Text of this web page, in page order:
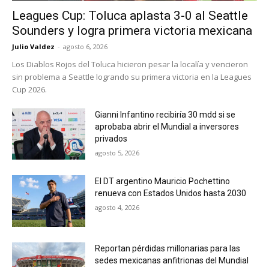
Leagues Cup: Toluca aplasta 3-0 al Seattle
Sounders y logra primera victoria mexicana
Julio Valdez - agosto 6, 2026
Los Diablos Rojos del Toluca hicieron pesar la localía y vencieron
sin problema a Seattle logrando su primera victoria en la Leagues
Cup 2026.
Gianni Infantino recibiría 30 mdd si se
aprobaba abrir el Mundial a inversores
privados
agosto 5, 2026
El DT argentino Mauricio Pochettino
renueva con Estados Unidos hasta 2030
agosto 4, 2026
Reportan pérdidas millonarias para las
sedes mexicanas anfitrionas del Mundial